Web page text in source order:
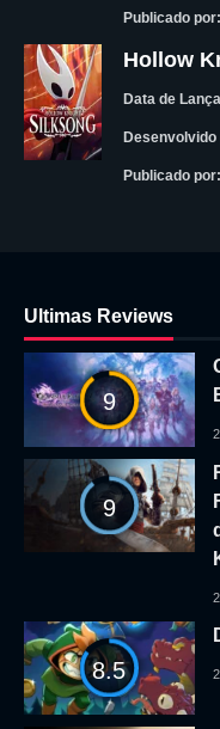
Publicado por:
Hollow
Data de
Desenvolvido
Publicado por:
Ultimas Reviews
9
9
8.5